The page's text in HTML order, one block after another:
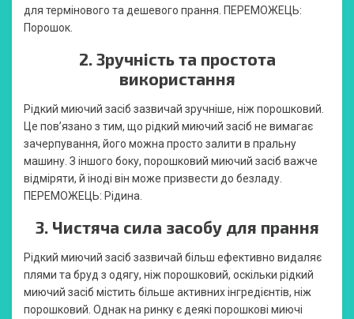
для термінового та дешевого прання. ПЕРЕМОЖЕЦЬ:
Порошок.
2. Зручність та простота
використання
Рідкий миючий засіб зазвичай зручніше, ніж порошковий.
Це пов’язано з тим, що рідкий миючий засіб не вимагає
зачерпування, його можна просто залити в пральну
машину. З іншого боку, порошковий миючий засіб важче
відміряти, й іноді він може призвести до безладу.
ПЕРЕМОЖЕЦЬ: Рідина.
3. Чистяча сила засобу для прання
Рідкий миючий засіб зазвичай більш ефективно видаляє
плями та бруд з одягу, ніж порошковий, оскільки рідкий
миючий засіб містить більше активних інгредієнтів, ніж
порошковий. Однак на ринку є деякі порошкові миючі